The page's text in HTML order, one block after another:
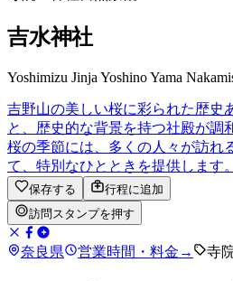
吉水神社
Yoshimizu Jinja Yoshino Yama
吉野山の美しい桜に彩られた歴史
と、歴史的な背景を持つ社殿が調
桜の季節には、多くの人々が訪れ
て、特別なひとときを提供します。
保存する
行程に追加
訪問スタンプを押す
奈良県 営業時間・料金 → 寺